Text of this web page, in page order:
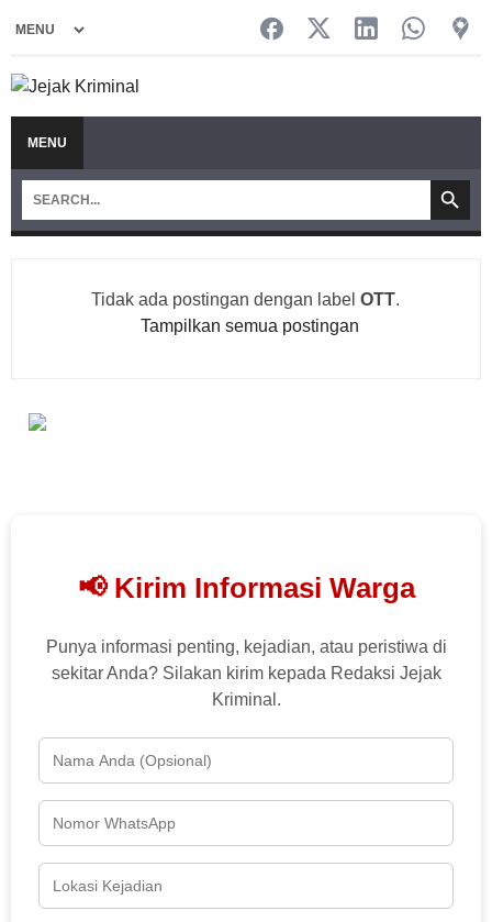
MENU
Tidak ada postingan dengan labelOTT.
Tampilkan semua postingan
📢 Kirim Informasi Warga
Punya informasi penting, kejadian, atau peristiwa di
sekitar Anda? Silakan kirim kepada Redaksi Jejak
Kriminal.